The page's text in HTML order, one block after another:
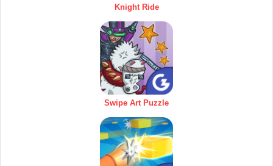
Knight Ride
Swipe Art Puzzle